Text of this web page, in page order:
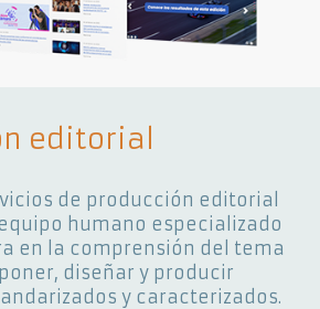
editorial
de producción editorial
humano especializado
en la comprensión del tema
diseñar y producir
y caracterizados.